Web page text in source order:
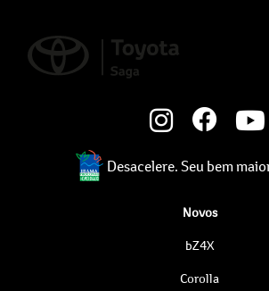
Desacelere. Seu bem
Novos
bZ4X
Corolla